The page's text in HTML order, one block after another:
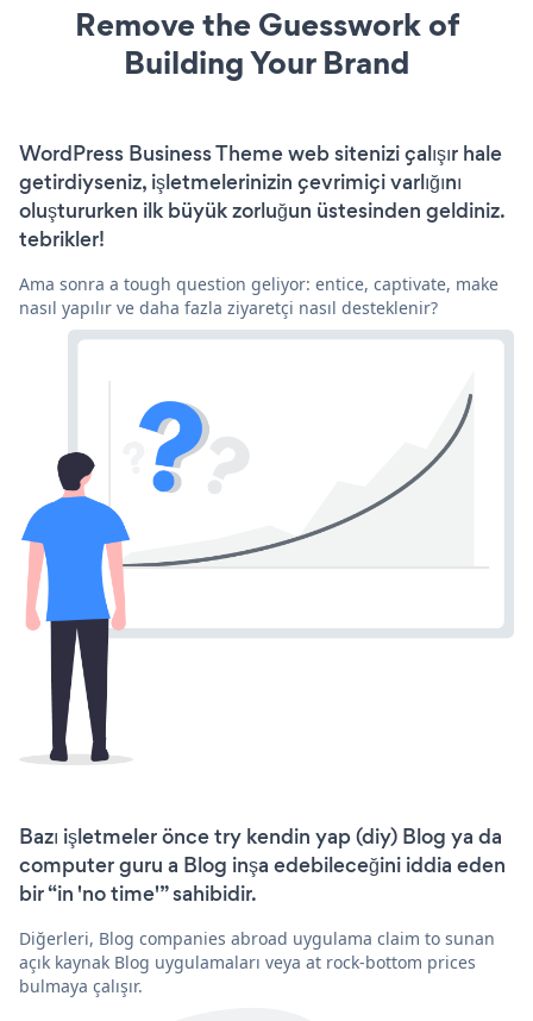
Remove the Guesswork of
Building Your Brand
WordPress Business Theme web sitenizi çalışır hale
getirdiyseniz, işletmelerinizin çevrimiçi varlığını
oluştururken ilk büyük zorluğun üstesinden geldiniz.
tebrikler!
Ama sonra a tough question geliyor: entice, captivate, make
nasıl yapılır ve daha fazla ziyaretçi nasıl desteklenir?
Bazı işletmeler önce try kendin yap (diy) Blog ya da
computer guru a Blog inşa edebileceğini iddia eden
bir “in 'no time'” sahibidir.
Diğerleri, Blog companies abroad uygulama claim to sunan
açık kaynak Blog uygulamaları veya at rock-bottom prices
bulmaya çalışır.